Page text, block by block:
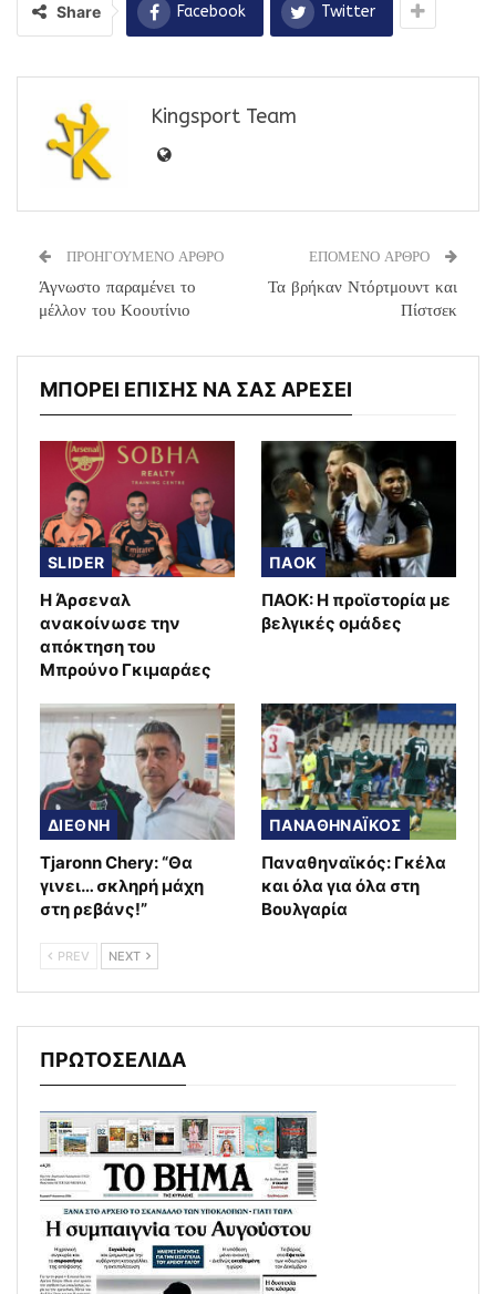
Share Facebook Twitter
Kingsport Team
ΠΡΟΗΓΟΥΜΕΝΟ ΑΡΘΡΟ
Άγνωστο παραμένει το
μέλλον του Κοουτίνιο
ΕΠΟΜΕΝΟ ΑΡΘΡΟ
Τα βρήκαν Ντόρτμουντ και
Πίστσεκ
ΜΠΟΡΕΙ ΕΠΙΣΗΣ ΝΑ ΣΑΣ ΑΡΕΣΕΙ
SLIDER
Η Άρσεναλ
ανακοίνωσε την
απόκτηση του
Μπρούνο Γκιμαράες
ΠΑΟΚ
ΠΑΟΚ: Η προϊστορία με
βελγικές ομάδες
ΔΙΕΘΝΗ
Tjaronn Chery: “Θα
γινει… σκληρή μάχη
στη ρεβάνς!”
ΠΑΝΑΘΗΝΑΪΚΟΣ
Παναθηναϊκός: Γκέλα
και όλα για όλα στη
Βουλγαρία
PREV NEXT
ΠΡΩΤΟΣΕΛΙΔΑ